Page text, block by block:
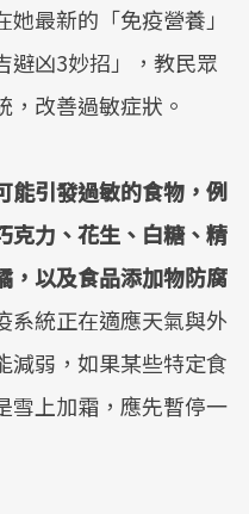
最新的「免疫營養」
避凶3妙招」，教民眾
改善過敏症狀。
能引發過敏的食物，例
克力、花生、白糖、精
，以及食品添加物防腐
系統正在適應天氣與外
減弱，如果某些特定食
雪上加霜，應先暫停一